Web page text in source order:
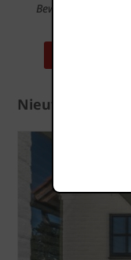
Bewonder onze
ZOEK EEN
Nieuws en